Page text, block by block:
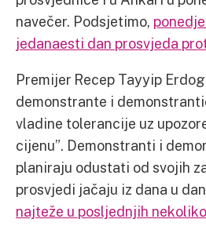
navečer. Podsjetimo,
jedanaesti dan prosvjeda
Premijer Recep Tayyip
demonstrante i
vladine tolerancije uz
cijenu”. Demonstranti i
planiraju odustati od svojih
prosvjedi jačaju iz dana u
najteže u posljednjih